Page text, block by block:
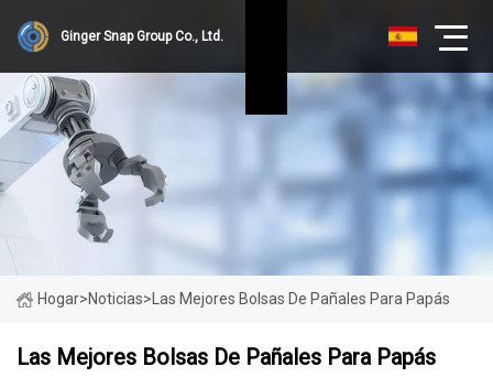
Ginger Snap Group Co., Ltd.
Hogar>Noticias> Las Mejores Bolsas De Pañales Para Papás
Las Mejores Bolsas De Pañales Para Papás